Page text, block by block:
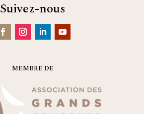
Suivez-nous
MEMBRE DE